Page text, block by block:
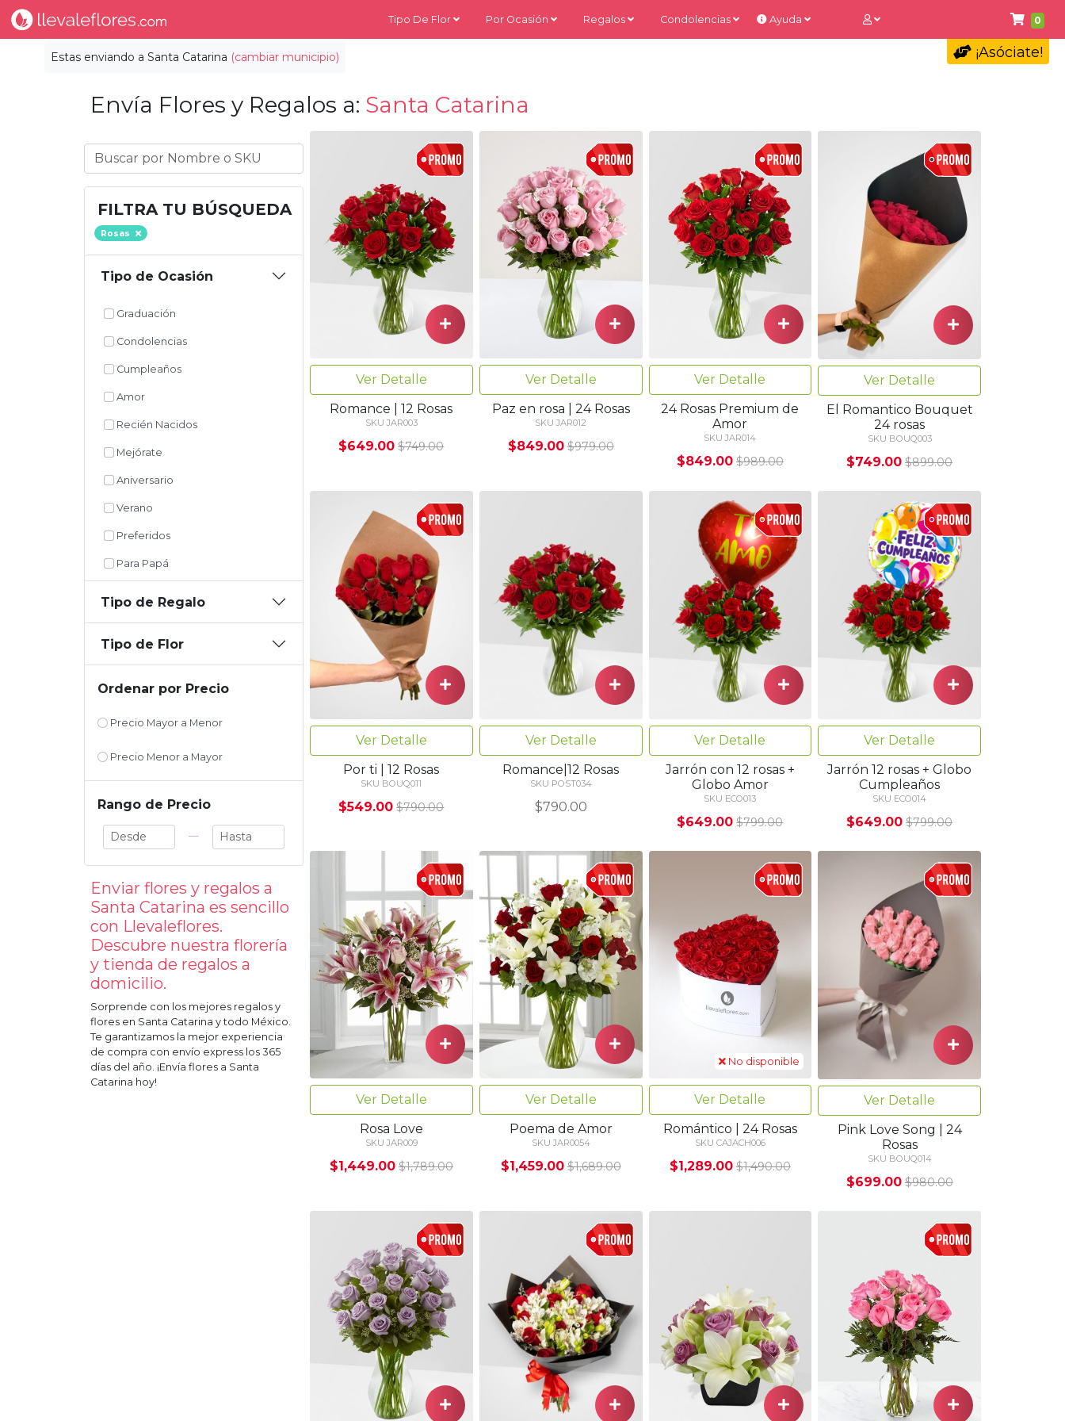
0
Estas enviando a Santa Catarina (cambiar municipio)
Tipo De Flor Por Ocasión Regalos Condolencias Ayuda
¡Asóciate!
Envía Flores y Regalos a: Santa Catarina
FILTRA TU BÚSQUEDA
Rosas
Tipo de Ocasión
Graduación
Condolencias
Cumpleaños
Amor
Recién Nacidos
Mejórate
Aniversario
Verano
Preferidos
Para Papá
Tipo de Regalo
Tipo de Flor
Ordenar por Precio
Precio Mayor a Menor
Precio Menor a Mayor
Rango de Precio
—
Enviar flores y regalos a
Santa Catarina es sencillo
con Llevaleflores.
Descubre nuestra florería
y tienda de regalos a
domicilio.
Sorprende con los mejores regalos y
flores en Santa Catarina y todo México.
Te garantizamos la mejor experiencia
de compra con envío express los 365
días del año. ¡Envía flores a Santa
Catarina hoy!
Ver Detalle
Romance | 12 Rosas
SKU JAR003
$649.00 $749.00
Ver Detalle
Paz en rosa | 24 Rosas
SKU JAR012
$849.00 $979.00
Ver Detalle
24 Rosas Premium de
Amor
SKU JAR014
$849.00 $989.00
Ver Detalle
El Romantico Bouquet
24 rosas
SKU BOUQ003
$749.00 $899.00
Ver Detalle
Por ti | 12 Rosas
SKU BOUQ011
$549.00 $790.00
Ver Detalle
Romance|12 Rosas
SKU POST034
$790.00
Ver Detalle
Jarrón con 12 rosas +
Globo Amor
SKU ECO013
$649.00 $799.00
Ver Detalle
Jarrón 12 rosas + Globo
Cumpleaños
SKU ECO014
$649.00 $799.00
Ver Detalle
Rosa Love
SKU JAR009
$1,449.00 $1,789.00
Ver Detalle
Poema de Amor
SKU JAR0054
$1,459.00 $1,689.00
No disponible
Ver Detalle
Romántico | 24 Rosas
SKU CAJACH006
$1,289.00 $1,490.00
Ver Detalle
Pink Love Song | 24
Rosas
SKU BOUQ014
$699.00 $980.00